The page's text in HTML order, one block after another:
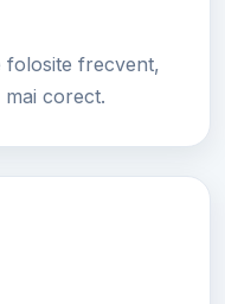
folosite frecvent,
corect.